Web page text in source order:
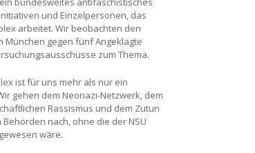
und Einzelpersonen, das
arbeitet. Wir beobachten den
München gegen fünf Angeklagte
zum Thema.
ist für uns mehr als nur ein
gehen dem Neonazi-Netzwerk, dem
Rassismus und dem Zutun
nach, ohne die der NSU
wäre.